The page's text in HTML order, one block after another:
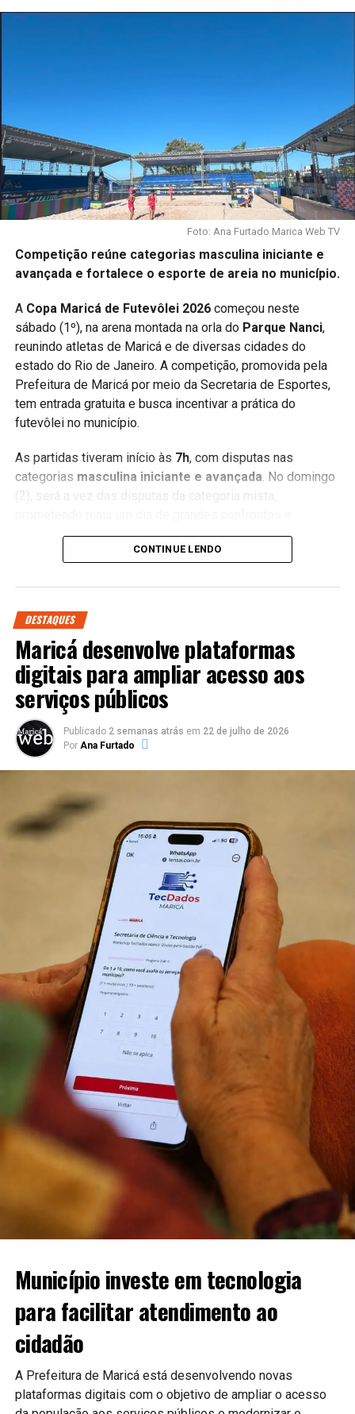
Foto: Ana Furtado Marica Web TV
Competição reúne categorias masculina iniciante e
avançada e fortalece o esporte de areia no município.
A Copa Maricá de Futevôlei 2026começou neste
sábado (1º), na arena montada na orla do Parque Nanci,
reunindo atletas de Maricá e de diversas cidades do
estado do Rio de Janeiro. A competição, promovida pela
Prefeitura de Maricá por meio da Secretaria de Esportes,
tem entrada gratuita e busca incentivar a prática do
futevôlei no município.
As partidas tiveram início às 7h, com disputas nas
categorias masculina iniciante e avançada. No domingo
(2), será a vez das disputas da categoria mista,
integração entre atletas e torcedores.
abertura daLiga Nacional de Futevôlei, reunindo equipes
principais destinos para grandes eventos esportivos
ligados aos esportes de areia.
A expectativa é de grande público durante todo o fim de
semana, com estrutura preparada para receber atletas,
familiares e amantes do esporte na orla do Parque Nanci.
PUBLICIDADE
Acompanhe a cobertura completa na Maricá Web
Copa Maricá de Futevôlei, Maricá, Parque Nanci, futevôlei,
esporte de areia, Liga Nacional de Futevôlei, Secretaria de
Esportes, eventos esportivos em Maricá, Maricá Web TV,
competição de futevôlei.
CONTINUE LENDO
DESTAQUES
Maricá desenvolve plataformas
digitais para ampliar acesso aos
serviços públicos
Publicado 2 semanas atrás em 22 de julho de 2026
Por Ana Furtado
Município investe em tecnologia
para facilitar atendimento ao
cidadão
A Prefeitura de Maricá está desenvolvendo novas
plataformas digitais com o objetivo de ampliar o acesso